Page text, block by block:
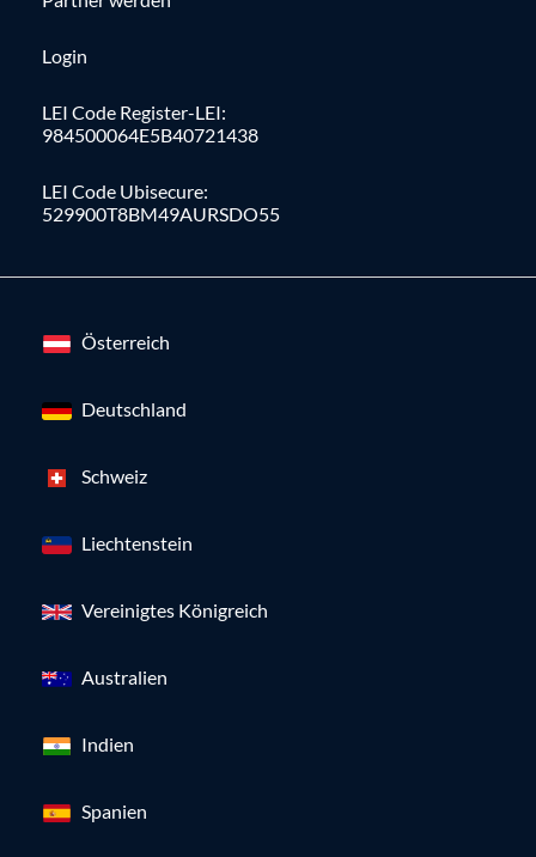
Login
LEI Code Register-LEI:
984500064E5B40721438
LEI Code Ubisecure:
529900T8BM49AURSDO55
Österreich
Deutschland
Schweiz
Liechtenstein
Vereinigtes Königreich
Australien
Indien
Spanien